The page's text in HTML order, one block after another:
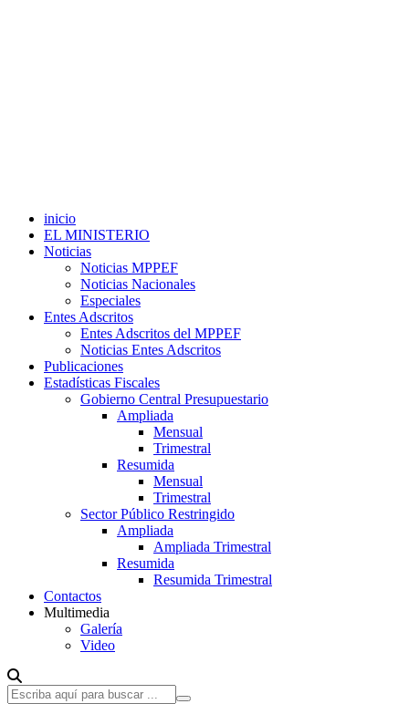
inicio
EL MINISTERIO
Noticias
Noticias MPPEF
Noticias Nacionales
Especiales
Entes Adscritos
Entes Adscritos del MPPEF
Noticias Entes Adscritos
Publicaciones
Estadísticas Fiscales
Gobierno Central Presupuestario
Ampliada
Mensual
Trimestral
Resumida
Mensual
Trimestral
Sector Público Restringido
Ampliada
Ampliada Trimestral
Resumida
Resumida Trimestral
Contactos
Multimedia
Galería
Video